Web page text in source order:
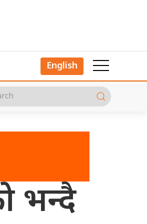
English
भन्दै